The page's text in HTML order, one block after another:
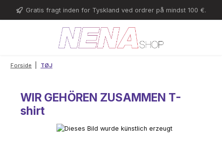
Gå til hovedindhold
Gratis fragt inden for Tyskland ved ordrer på mindst 100 €.
Forside TØJ
WIR GEHÖREN ZUSAMMEN T-
shirt
Spring over billedgalleri